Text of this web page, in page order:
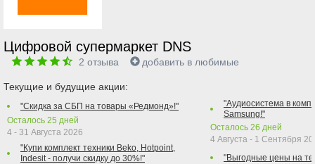
Цифровой супермаркет DNS
2 отзыва добавить в любимые
Текущие и будущие акции:
"Скидка за СБП на товары «Редмонд»!"
Осталось 25 дней
4 - 31 Августа 2026
"Купи комплект техники Beko, Hotpoint,
Indesit - получи скидку до 30%!"
"Аудиосистема в
Samsung!"
Осталось 26 дней
4 Августа - 1 Сентября
"Выгодные цены на